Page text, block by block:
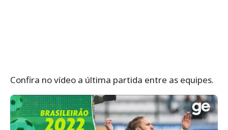
Confira no vídeo a última partida entre as equipes.